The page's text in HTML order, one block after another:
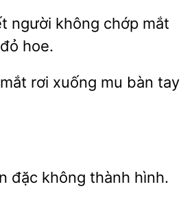
người không chớp mắt
đỏ hoe.
rơi
mu bàn tay
không thành hình.